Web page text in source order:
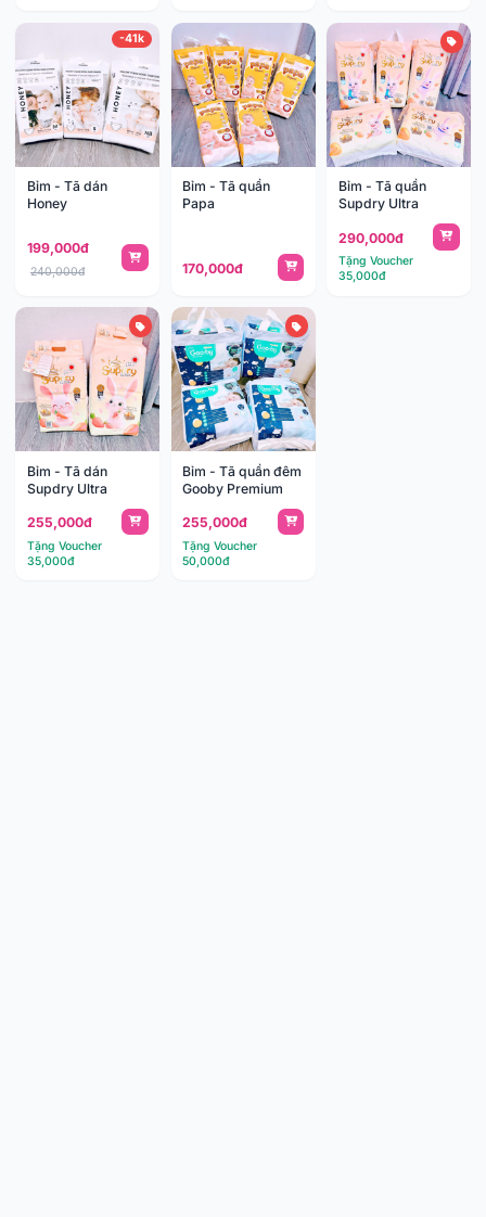
-41k
Bỉm - Tã dán
Honey
199,000đ
240,000đ
Bỉm - Tã quần
Papa
170,000đ
Bỉm - Tã quần
Supdry Ultra
290,000đ
Tặng Voucher
35,000đ
Bỉm - Tã dán
Supdry Ultra
255,000đ
Tặng Voucher
35,000đ
Bỉm - Tã quần đêm
Gooby Premium
255,000đ
Tặng Voucher
50,000đ